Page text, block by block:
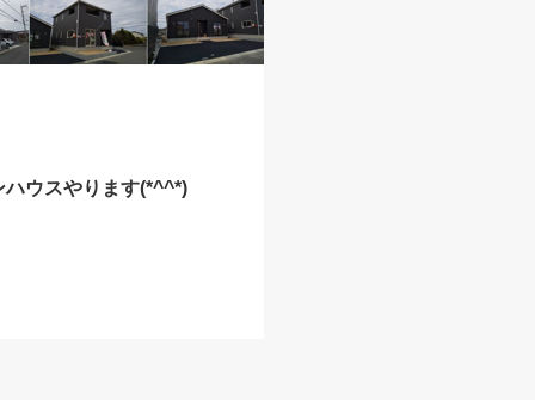
ハウスやります(*^^*)